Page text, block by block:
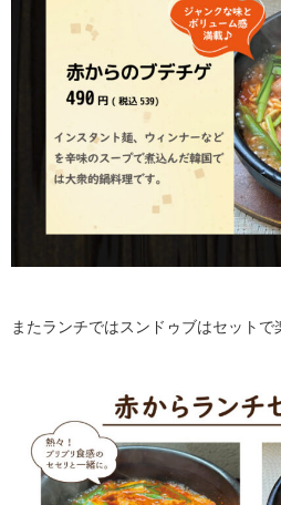
またランチではスンドゥブはセットで